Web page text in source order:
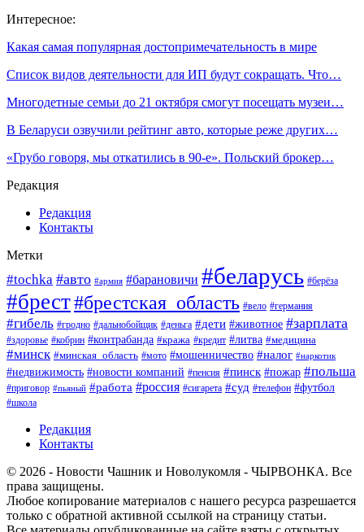
Интересное:
Какая самая популярная достопримечательность в мире
Список видов деятельности для ИП будут сокращать. Что…
Многодетные семьи до 21 октября смогут посещать музеи…
В Беларуси озвучили рейтинг авто, которые реже других…
«Грубо говоря, мы откатились в 90-е». Польский брокер…
Редакция
Редакция
Контакты
Метки
#tochka #авто #армия #барановичи #беларусь #берёза
#брест#брестская_область #вело #германия
#гибель #гродно #дальнобойщик #деньга #дети #животное #зарплата
#здоровье #кобрин #контрабанда #кража #кредит #литва #медицина
#минск #минская_область #мото #мошенничество #налог #наркотик
#недвижимость #новости компаний #пенсия #пинск #пожар #польша
#приговор #пьяный #работа #россия #сигарета #суд #телефон #футбол
#школа
Редакция
Контакты
© 2026 - Новости Чашник и Новолукомля - ЧЫРВОНКА. Все
права защищены.
Любое копирование материалов с нашего ресурса разрешается
только с обратной активной ссылкой на страницу статьи.